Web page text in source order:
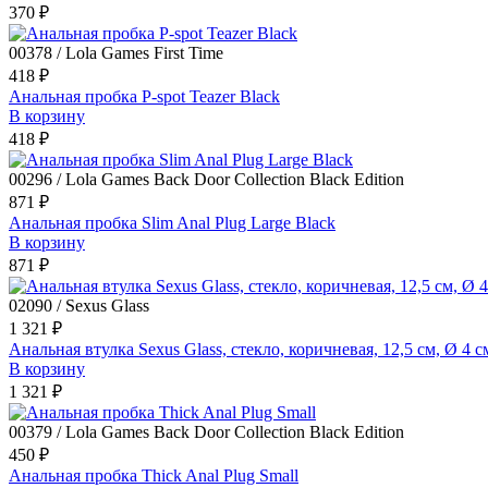
370 ₽
00378 / Lola Games First Time
418 ₽
Анальная пробка P-spot Teazer Black
В корзину
418 ₽
00296 / Lola Games Back Door Collection Black Edition
871 ₽
Анальная пробка Slim Anal Plug Large Black
В корзину
871 ₽
02090 / Sexus Glass
1 321 ₽
Анальная втулка Sexus Glass, стекло, коричневая, 12,5 см, Ø 4
В корзину
1 321 ₽
00379 / Lola Games Back Door Collection Black Edition
450 ₽
Анальная пробка Thick Anal Plug Small